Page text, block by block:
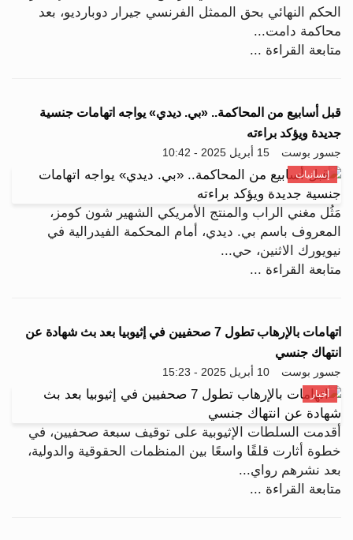
الحكم النهائي بحق الممثل الفرنسي جيرار دوبارديو، بعد
محاكمة دامت...
متابعة القراءة ...
قبل أسابيع من المحاكمة.. «بي. ديدي» يواجه اتهامات جنسية
جديدة ويؤكد براءته
جسور بوست 15 أبريل 2025 - 10:42
إنسانيات
مَثُل مغني الراب والمنتج الأمريكي الشهير شون كومز،
المعروف باسم بي. ديدي، أمام المحكمة الفيدرالية في
نيويورك الاثنين، حي...
متابعة القراءة ...
اتهامات بالإرهاب تطول 7 صحفيين في إثيوبيا بعد بث شهادة عن
انتهاك جنسي
جسور بوست 10 أبريل 2025 - 15:23
أخبار
أقدمت السلطات الإثيوبية على توقيف سبعة صحفيين، في
خطوة أثارت قلقًا واسعًا بين المنظمات الحقوقية والدولية،
بعد نشرهم رواي...
متابعة القراءة ...